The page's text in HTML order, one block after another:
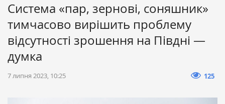
Система «пар, зернові, соняшник»
тимчасово вирішить проблему
відсутності зрошення на Півдні —
думка
7 липня 2023, 10:25 125